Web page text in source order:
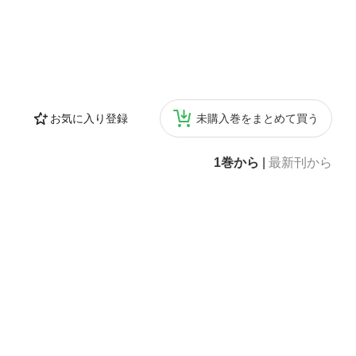
お気に入り登録 未購入巻をまとめて買う
1巻から 最新刊から